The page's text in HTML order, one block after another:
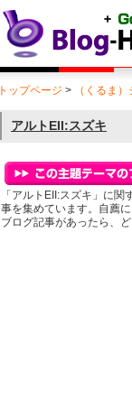
トップページ > （くるま
アルトEII:スズキ
「アルトEII:スズキ」に
事を集めています。自薦
ブログ記事があったら、